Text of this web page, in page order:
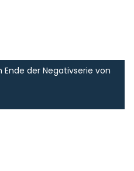
der Negativserie von